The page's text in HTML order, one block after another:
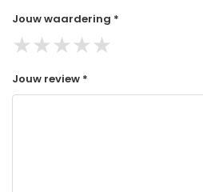
Jouw waardering *
★★★★★
Jouw review *